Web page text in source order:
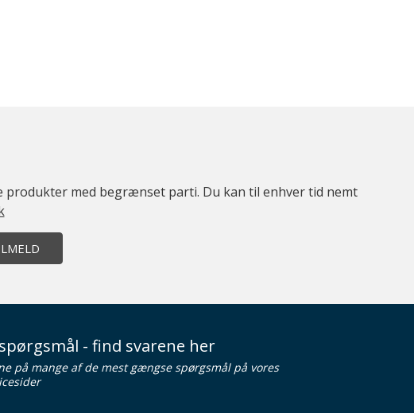
produkter med begrænset parti. Du kan til enhver tid nemt
- find svarene her
på mange af de mest gængse spørgsmål på vores